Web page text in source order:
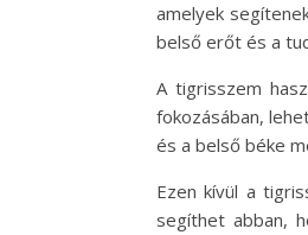
amelyek
belső erőt és a
A tigrisszem
fokozásában,
és a belső béke
Ezen kívül a
segíthet abban,